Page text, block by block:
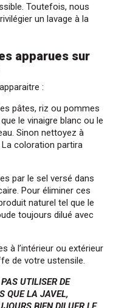
Toutefois, nous
un lavage à la
apparues sur
:
pâtes, riz ou pommes
le vinaigre blanc ou le
Sinon nettoyez à
La coloration partira
par le sel versé dans
Pour éliminer ces
naturel tel que le
toujours dilué avec
à l’intérieur ou extérieur
de votre ustensile.
UTILISER DE
QUE LA JAVEL,